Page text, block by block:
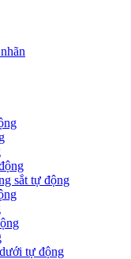
sắt tự động
tự động